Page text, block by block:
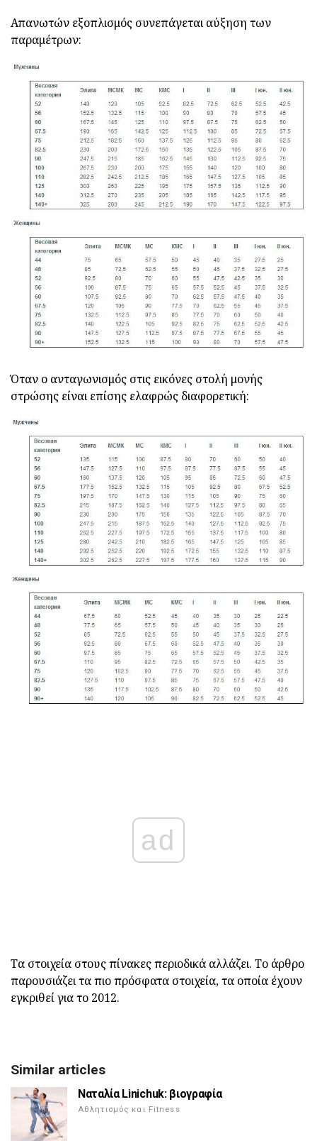
Απανωτών εξοπλισμός συνεπάγεται αύξηση των
παραμέτρων:
Όταν ο ανταγωνισμός στις εικόνες στολή μονής
στρώσης είναι επίσης ελαφρώς διαφορετική:
ad
Τα στοιχεία στους πίνακες περιοδικά αλλάζει. Το άρθρο
παρουσιάζει τα πιο πρόσφατα στοιχεία, τα οποία έχουν
εγκριθεί για το 2012.
Similar articles
Ναταλία Linichuk: βιογραφία
Αθλητισμός και Fitness